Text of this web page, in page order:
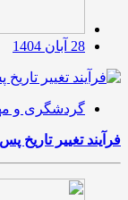
28 آبان 1404
گردشگری و
فرآیند تغییر